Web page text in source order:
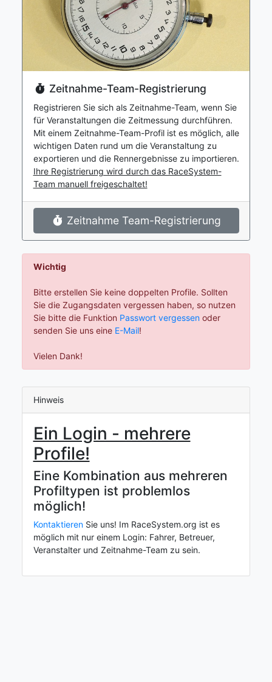
Zeitnahme-Team-Registrierung
Registrieren Sie sich als Zeitnahme-Team, wenn Sie
für Veranstaltungen die Zeitmessung durchführen.
Mit einem Zeitnahme-Team-Profil ist es möglich, alle
wichtigen Daten rund um die Veranstaltung zu
exportieren und die Rennergebnisse zu importieren.
Ihre Registrierung wird durch das RaceSystem-
Team manuell freigeschaltet!
Zeitnahme Team-Registrierung
Wichtig
Bitte erstellen Sie keine doppelten Profile. Sollten
Sie die Zugangsdaten vergessen haben, so nutzen
Sie bitte die Funktion Passwort vergessenoder
senden Sie uns eine E-Mail!
Vielen Dank!
Hinweis
Ein Login - mehrere
Profile!
Eine Kombination aus mehreren
Profiltypen ist problemlos
möglich!
KontaktierenSie uns! Im RaceSystem.org ist es
möglich mit nur einem Login: Fahrer, Betreuer,
Veranstalter und Zeitnahme-Team zu sein.